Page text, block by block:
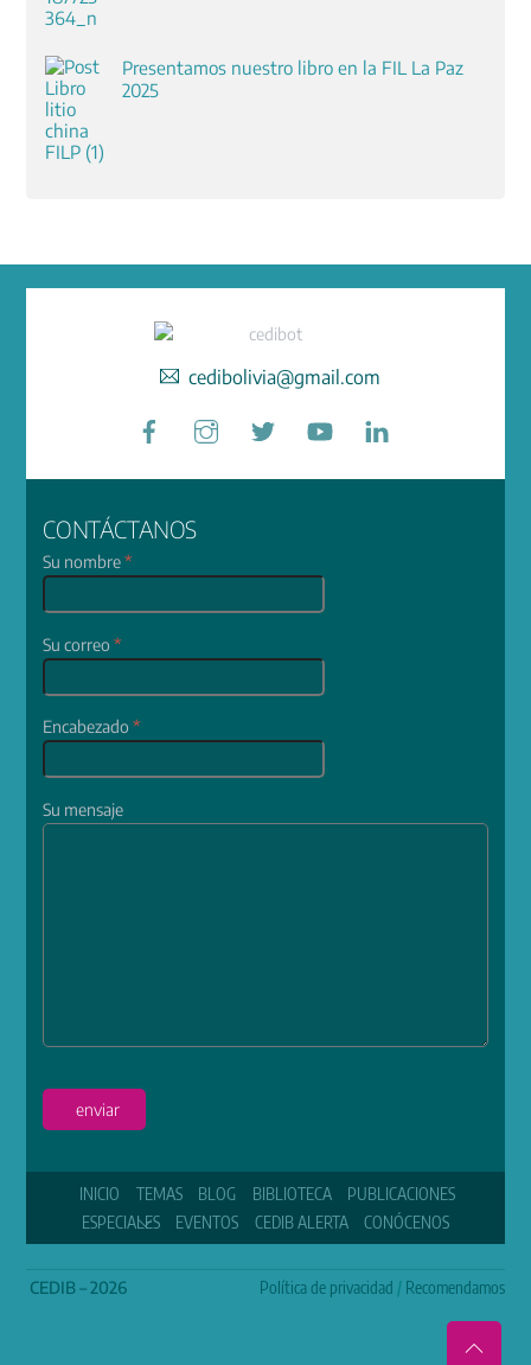
Presentamos nuestro libro en la FIL La Paz
2025
cedibolivia@gmail.com
Facebook
CONTÁCTANOS
Su nombre*
Su correo*
Encabezado*
Su mensaje
enviar
INICIO TEMAS BLOG BIBLIOTECA
PUBLICACIONES
ESPECIALES
EVENTOS CEDIB ALERTA CONÓCENOS
CEDIB – 2026 Política de privacidad / Recomendamos